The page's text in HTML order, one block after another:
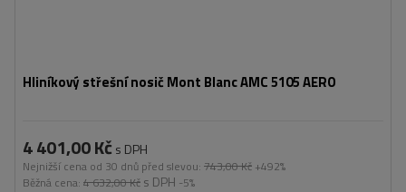
Hliníkový střešní nosič Mont Blanc AMC 5105 AERO
4 401,00 Kč s DPH
Nejnižší cena od 30 dnů před slevou: 743,00 Kč +492%
Běžná cena: 4 632,00 Kč s DPH -5%